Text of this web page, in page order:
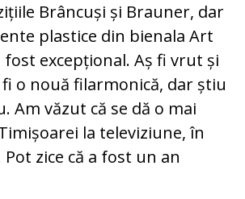
Brâncuși și Brauner, dar
plastice din bienala Art
fost excepțional. Aș fi vrut și
o nouă filarmonică, dar știu
Am văzut că se dă o mai
la televiziune, în
zice că a fost un an